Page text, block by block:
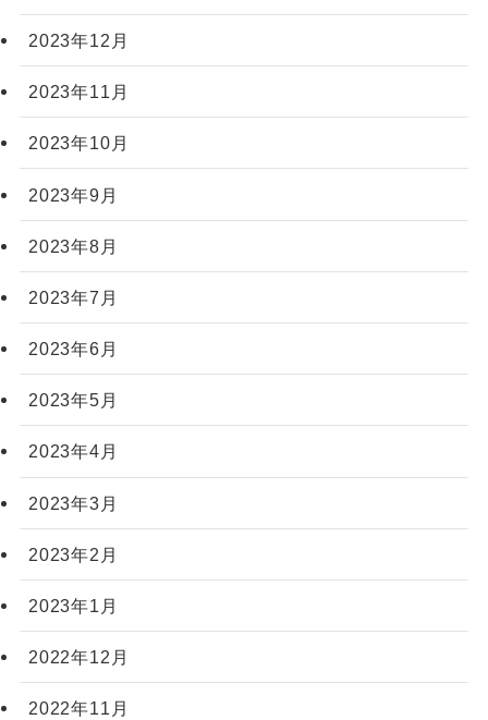
2023年12月
2023年11月
2023年10月
2023年9月
2023年8月
2023年7月
2023年6月
2023年5月
2023年4月
2023年3月
2023年2月
2023年1月
2022年12月
2022年11月